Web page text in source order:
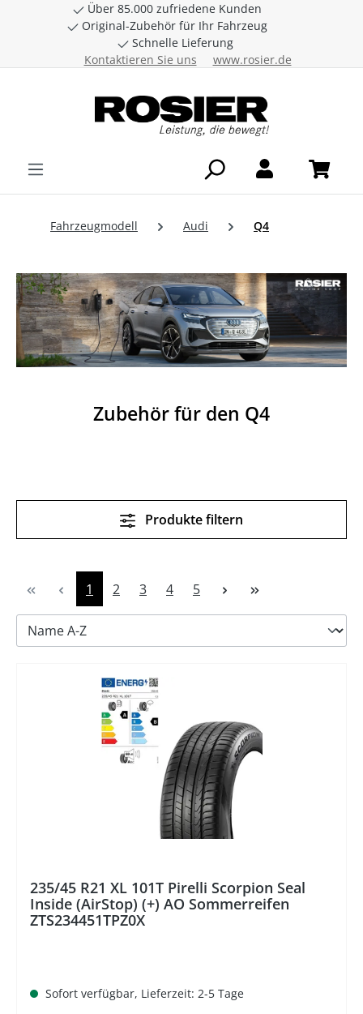
Zum Hauptinhalt springen
Über 85.000 zufriedene Kunden
Original-Zubehör für Ihr Fahrzeug
Schnelle Lieferung
Kontaktieren Sie uns
www.rosier.de
Fahrzeugmodell Audi Q4
Zubehör für den Q4
Produkte filtern
Seite
1 Seite
2 Seite
3 Seite
4 Seite
5
235/45 R21 XL 101T Pirelli Scorpion Seal
Inside (AirStop) (+) AO Sommerreifen
ZTS234451TPZ0X
Sofort verfügbar, Lieferzeit: 2-5 Tage